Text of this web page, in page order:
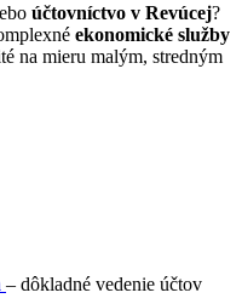
účtovníctvo v Revúcej?
ekonomické služby
na mieru malým, stredným
– dôkladné vedenie účtov